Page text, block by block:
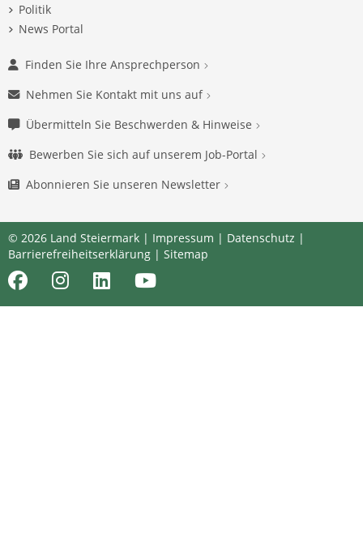
Politik
News Portal
Finden Sie Ihre Ansprechperson
Nehmen Sie Kontakt mit uns auf
Übermitteln Sie Beschwerden & Hinweise
Bewerben Sie sich auf unserem Job-Portal
Abonnieren Sie unseren Newsletter
© 2026 Land Steiermark | Impressum | Datenschutz |
Barrierefreiheitserklärung | Sitemap
FacebookInstagramLinkedInYoutube